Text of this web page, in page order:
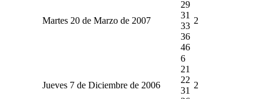
Martes 20 de Marzo de 2007
29
31
33
36
46
2
Jueves 7 de Diciembre de 2006
6
21
22
31
2